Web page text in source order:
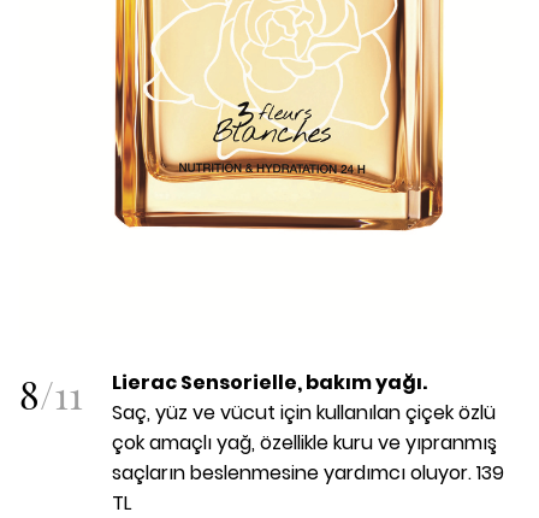
8/11
Lierac Sensorielle, bakım yağı.
Saç, yüz ve vücut için kullanılan çiçek özlü
çok amaçlı yağ, özellikle kuru ve yıpranmış
saçların beslenmesine yardımcı oluyor. 139
TL